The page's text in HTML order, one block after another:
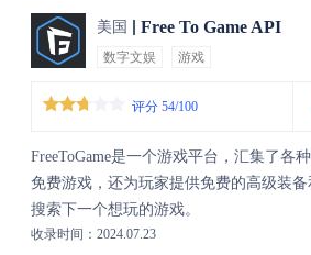
美国 Free To Game API
数字文娱 游戏
评分 54/100
FreeToGame是一个游戏平台，汇集了
免费游戏，还为玩家提供免费的高级装
搜索下一个想玩的游戏。
收录时间：2024.07.23